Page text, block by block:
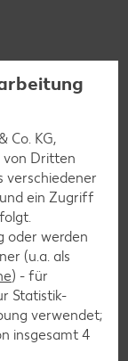
Co. KG,
von Dritten
verschiedener
ein Zugriff
oder werden
(u.a. als
) - für
Statistik-
verwendet;
insgesamt 4